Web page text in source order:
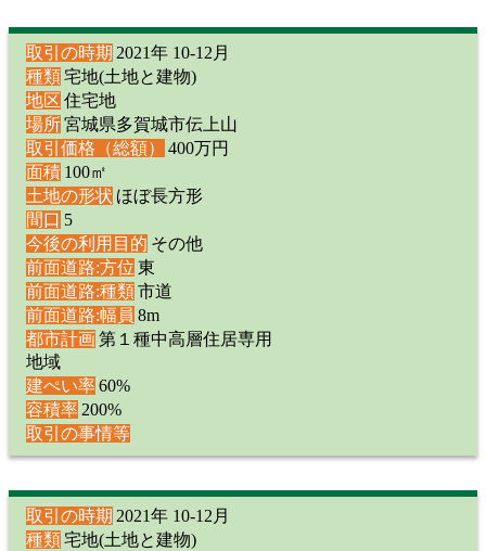
取引の時期 2021年 10-12月
種類 宅地(土地と建物)
地区 住宅地
場所宮城県多賀城市伝上山
取引価格（総額）
400万円
面積 100㎡
土地の形状 ほぼ長方形
間口 5
今後の利用目的 その他
前面道路:方位 東
前面道路:種類 市道
前面道路:幅員 8m
都市計画 第１種中高層住居専用
地域
建ぺい率60%
容積率200%
取引の事情等
取引の時期 2021年 10-12月
種類 宅地(土地と建物)